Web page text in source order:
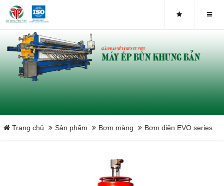
Trang chủ Sản phẩm Bơm màng Bơm điện EVO series